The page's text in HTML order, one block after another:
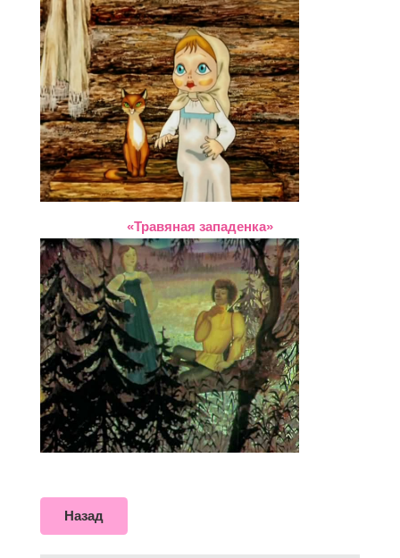
«Травяная западенка»
Назад